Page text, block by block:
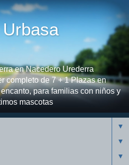
en Nacedero Urederra
completo de 7 + 1 Plazas en
para familias con niños y
mascotas
▼
▼
▼